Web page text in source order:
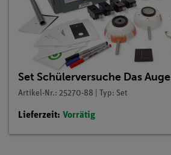
Set Schülerversuche Das Auge
Artikel-Nr.: 25270-88 | Typ: Set
Lieferzeit: Vorrätig